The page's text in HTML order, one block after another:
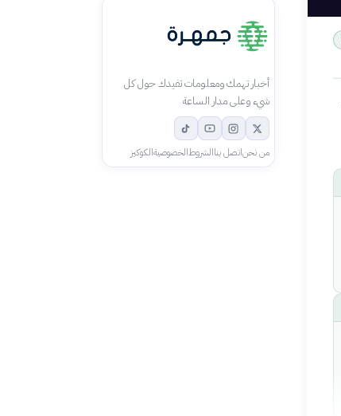
أخبار تهمك ومعلومات تفيدك حول كل
شيء وعلى مدار الساعة
من نحناتصل بناالشروطالخصوصيةالكوكيز